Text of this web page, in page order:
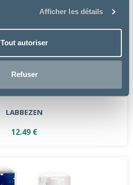
Afficher les détails
Tout autoriser
Refuser
LABBEZEN
12.49 €